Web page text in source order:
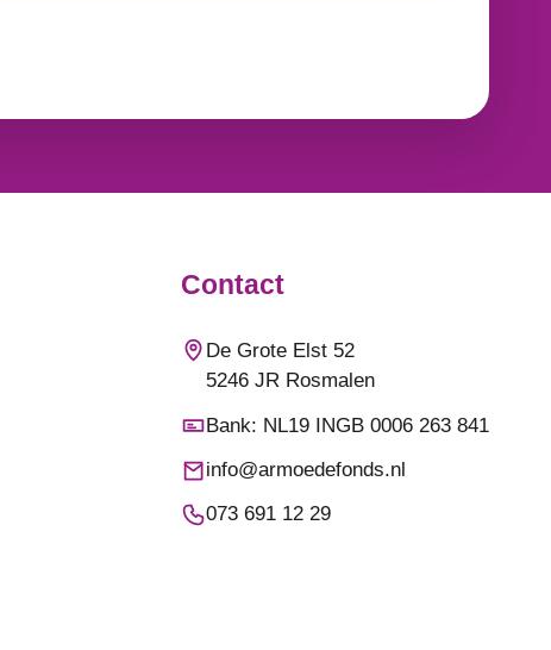
Contact
De Grote Elst 52
5246 JR Rosmalen
Bank: NL19 INGB 0006 263 841
info@armoedefonds.nl
073 691 12 29